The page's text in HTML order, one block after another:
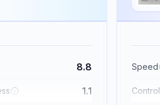
8.8
1.1
Speed
Control